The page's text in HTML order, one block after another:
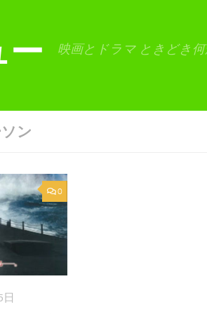
ー 映画とドラマ ときどき
ン
0